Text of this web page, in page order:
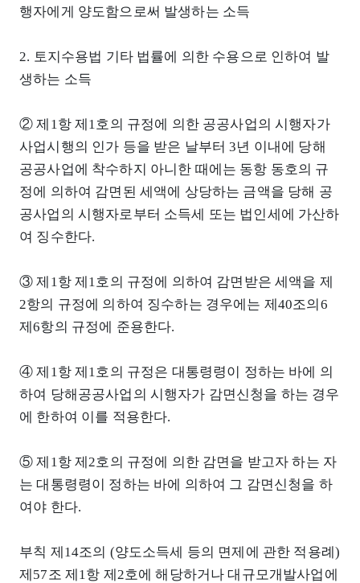
행자에게 양도함으로써 발생하는 소득
2. 토지수용법 기타 법률에 의한 수용으로 인하여 발
생하는 소득
② 제1항 제1호의 규정에 의한 공공사업의 시행자가
사업시행의 인가 등을 받은 날부터 3년 이내에 당해
공공사업에 착수하지 아니한 때에는 동항 동호의 규
정에 의하여 감면된 세액에 상당하는 금액을 당해 공
공사업의 시행자로부터 소득세 또는 법인세에 가산하
여 징수한다.
③ 제1항 제1호의 규정에 의하여 감면받은 세액을 제
2항의 규정에 의하여 징수하는 경우에는 제40조의6
제6항의 규정에 준용한다.
④ 제1항 제1호의 규정은 대통령령이 정하는 바에 의
하여 당해공공사업의 시행자가 감면신청을 하는 경우
에 한하여 이를 적용한다.
⑤ 제1항 제2호의 규정에 의한 감면을 받고자 하는 자
는 대통령령이 정하는 바에 의하여 그 감면신청을 하
여야 한다.
부칙 제14조의 (양도소득세 등의 면제에 관한 적용례)
제57조 제1항 제2호에 해당하거나 대규모개발사업에